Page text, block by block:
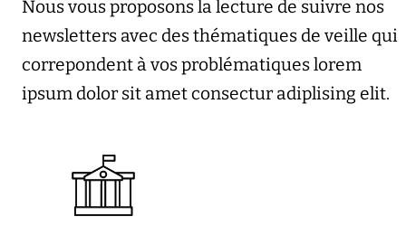
Nous vous proposons la lecture de suivre nos
newsletters avec des thématiques de veille qui
correpondent à vos problématiques lorem
ipsum dolor sit amet consectur adiplising elit.